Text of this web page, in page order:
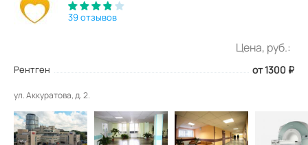
39 отзывов
Цена, руб.:
Рентген от 1300 ₽
ул. Аккуратова, д. 2.